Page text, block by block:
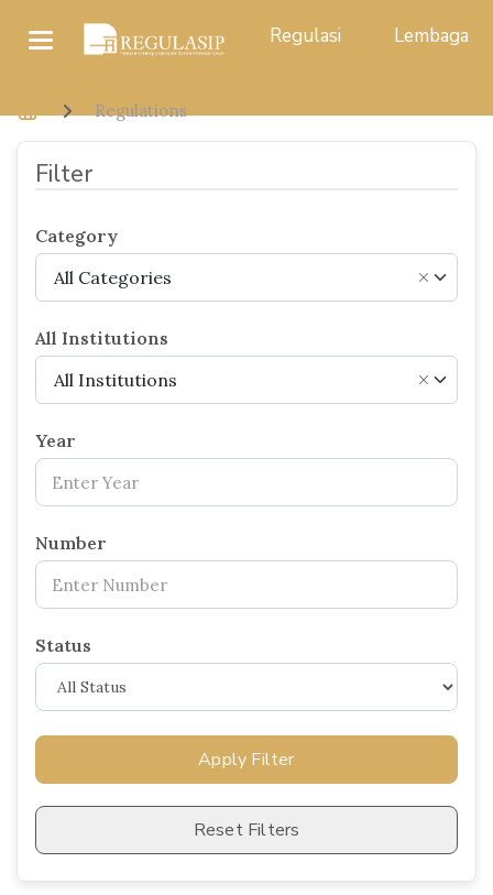
Regulasi Lembaga
Regulations
Filter
Category
×
All Categories
All Institutions
×
All Institutions
Year
Number
Status
Apply Filter
Reset Filters